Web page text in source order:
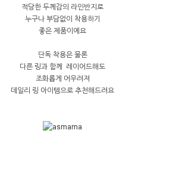
적당한 두께감의 라인반지로
누구나 부담없이 착용하기
좋은 제품이에요
단독 착용은 물론
다른 링과 함께 레이어드해도
조화롭게 어우려져
데일리 링 아이템으로 추천해드려요